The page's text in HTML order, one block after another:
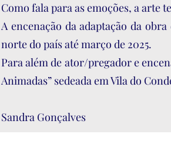
Como fala para as emoções, a arte
A encenação da adaptação da
norte do país até março de 2025.
Para além de ator/pregador e
Animadas” sedeada em Vila do
Sandra Gonçalves